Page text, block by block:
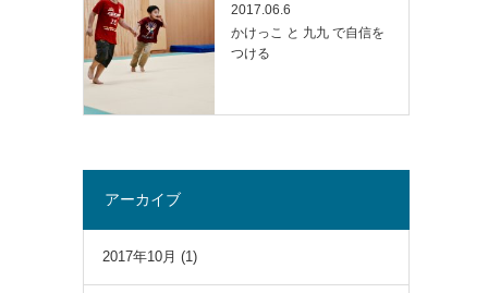
2017.06.6
かけっこ と 九九 で自信を
つける
アーカイブ
2017年10月 (1)